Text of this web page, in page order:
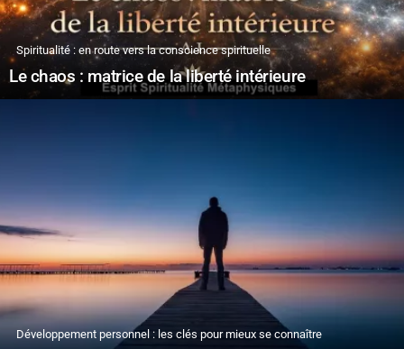
Spiritualité : en route vers la conscience spirituelle
Le chaos : matrice de la liberté intérieure
Développement personnel : les clés pour mieux se connaître